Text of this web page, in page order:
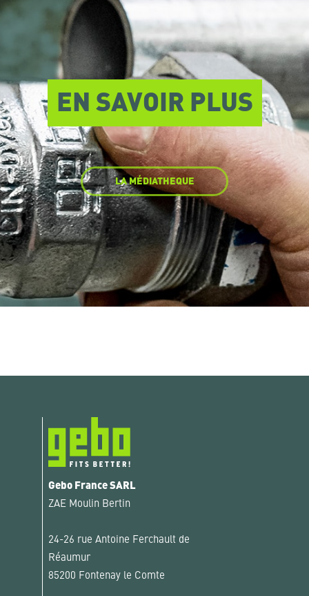
EN SAVOIR PLUS
LA MÉDIATHEQUE
Gebo France SARL
ZAE Moulin Bertin
24-26 rue Antoine Ferchault de
Réaumur
85200 Fontenay le Comte